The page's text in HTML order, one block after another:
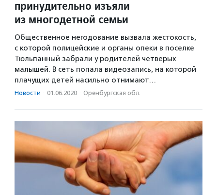
принудительно изъяли
из многодетной семьи
Общественное негодование вызвала жестокость,
с которой полицейские и органы опеки в поселке
Тюльпанный забрали у родителей четверых
малышей. В cеть попала видеозапись, на которой
плачущих детей насильно отнимают…
Новости · 01.06.2020 · Оренбургская обл.